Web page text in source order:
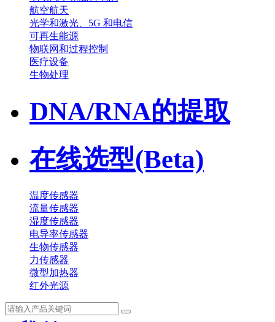
航空航天
光学和激光、5G 和电信
可再生能源
物联网和过程控制
医疗设备
生物处理
DNA/RNA的提取
在线选型(Beta)
温度传感器
流量传感器
湿度传感器
电导率传感器
生物传感器
力传感器
微型加热器
红外光源